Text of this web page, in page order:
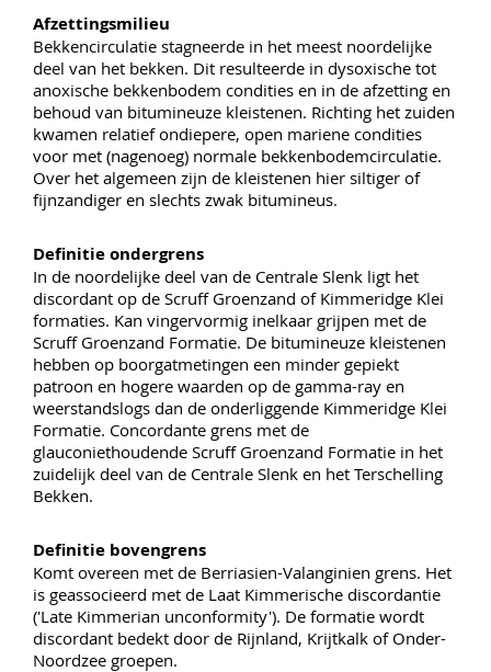
Afzettingsmilieu
Bekkencirculatie stagneerde in het meest noordelijke
deel van het bekken. Dit resulteerde in dysoxische tot
anoxische bekkenbodem condities en in de afzetting en
behoud van bitumineuze kleistenen. Richting het zuiden
kwamen relatief ondiepere, open mariene condities
voor met (nagenoeg) normale bekkenbodemcirculatie.
Over het algemeen zijn de kleistenen hier siltiger of
fijnzandiger en slechts zwak bitumineus.
Definitie ondergrens
In de noordelijke deel van de Centrale Slenk ligt het
discordant op de Scruff Groenzand of Kimmeridge Klei
formaties. Kan vingervormig inelkaar grijpen met de
Scruff Groenzand Formatie. De bitumineuze kleistenen
hebben op boorgatmetingen een minder gepiekt
patroon en hogere waarden op de gamma-ray en
weerstandslogs dan de onderliggende Kimmeridge Klei
Formatie. Concordante grens met de
glauconiethoudende Scruff Groenzand Formatie in het
zuidelijk deel van de Centrale Slenk en het Terschelling
Bekken.
Definitie bovengrens
Komt overeen met de Berriasien-Valanginien grens. Het
is geassocieerd met de Laat Kimmerische discordantie
('Late Kimmerian unconformity'). De formatie wordt
discordant bedekt door de Rijnland, Krijtkalk of Onder-
Noordzee groepen.